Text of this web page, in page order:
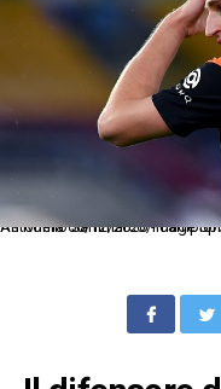
As Roma 06/12/2020 - campionato di calcio serie A / Roma-